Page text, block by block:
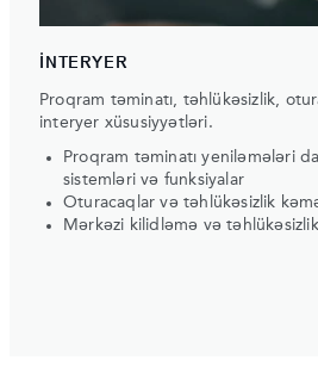
İNTERYER
Proqram təminatı, təhlükəsizlik,
interyer xüsusiyyətləri.
Proqram təminatı yeniləmələri
sistemləri və funksiyalar
Oturacaqlar və təhlükəsizlik
Mərkəzi kilidləmə və təhlükəsizlik